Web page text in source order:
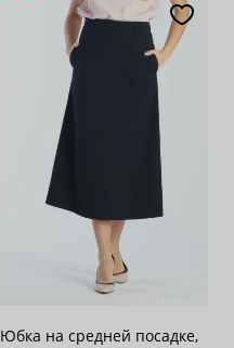
По популярности
По возрастанию цены
По убыванию цены
28
Юбка на средней посадке,